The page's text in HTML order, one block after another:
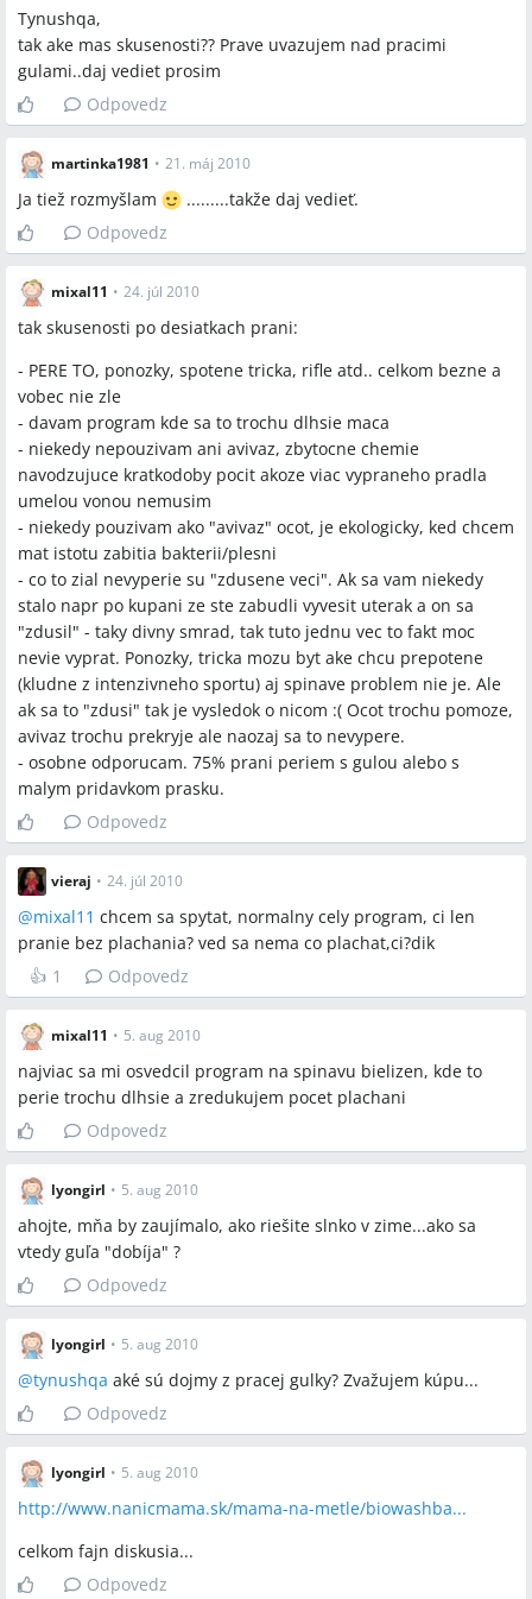
Tynushqa,
tak ake mas skusenosti?? Prave uvazujem nad pracimi
gulami..daj vediet prosim
Odpovedz
martinka1981 • 21. máj 2010
Ja tiež rozmyšlam
.........takže daj vedieť.
Odpovedz
mixal11 • 24. júl 2010
tak skusenosti po desiatkach prani:
- PERE TO, ponozky, spotene tricka, rifle atd.. celkom bezne a
vobec nie zle
- davam program kde sa to trochu dlhsie maca
- niekedy nepouzivam ani avivaz, zbytocne chemie
navodzujuce kratkodoby pocit akoze viac vypraneho pradla
umelou vonou nemusim
- niekedy pouzivam ako "avivaz" ocot, je ekologicky, ked chcem
mat istotu zabitia bakterii/plesni
- co to zial nevyperie su "zdusene veci". Ak sa vam niekedy
stalo napr po kupani ze ste zabudli vyvesit uterak a on sa
"zdusil" - taky divny smrad, tak tuto jednu vec to fakt moc
nevie vyprat. Ponozky, tricka mozu byt ake chcu prepotene
(kludne z intenzivneho sportu) aj spinave problem nie je. Ale
ak sa to "zdusi" tak je vysledok o nicom :( Ocot trochu pomoze,
avivaz trochu prekryje ale naozaj sa to nevypere.
- osobne odporucam. 75% prani periem s gulou alebo s
malym pridavkom prasku.
Odpovedz
vieraj • 24. júl 2010
@mixal11 chcem sa spytat, normalny cely program, ci len
pranie bez plachania? ved sa nema co plachat,ci?dik
👍 1 Odpovedz
mixal11 • 5. aug 2010
najviac sa mi osvedcil program na spinavu bielizen, kde to
perie trochu dlhsie a zredukujem pocet plachani
Odpovedz
lyongirl • 5. aug 2010
ahojte, mňa by zaujímalo, ako riešite slnko v zime...ako sa
vtedy guľa "dobíja" ?
Odpovedz
lyongirl • 5. aug 2010
@tynushqa aké sú dojmy z pracej gulky? Zvažujem kúpu...
Odpovedz
lyongirl • 5. aug 2010
http://www.nanicmama.sk/mama-na-metle/biowashba...
celkom fajn diskusia...
Odpovedz